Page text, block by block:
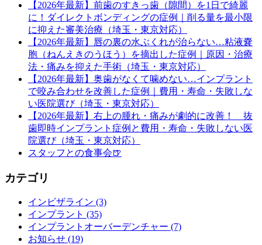
【2026年最新】前歯のすきっ歯（隙間）を1日で綺麗
に！ダイレクトボンディングの症例｜削る量を最小限
に抑えた審美治療（埼玉・東京対応）
【2026年最新】唇の裏の水ぶくれが治らない…粘液嚢
胞（ねんえきのうほう）を摘出した症例｜原因・治療
法・痛みを抑えた手術（埼玉・東京対応）
【2026年最新】奥歯がなくて噛めない…インプラント
で咬み合わせを改善した症例｜費用・寿命・失敗しな
い医院選び（埼玉・東京対応）
【2026年最新】右上の腫れ・痛みが劇的に改善！ 抜
歯即時インプラント症例と費用・寿命・失敗しない医
院選び（埼玉・東京対応）
スタッフとの食事会🍺
カテゴリ
インビザライン (3)
インプラント (35)
インプラントオーバーデンチャー (7)
お知らせ (19)